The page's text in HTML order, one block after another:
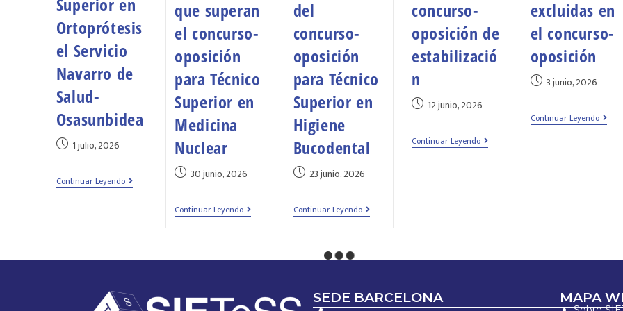
Ortoprótesis
el Servicio
Navarro de
Salud-
Osasunbidea
1 julio, 2026
Continuar Leyendo
que superan
el concurso-
oposición
para Técnico
Superior en
Medicina
Nuclear
30 junio, 2026
Continuar Leyendo
del
concurso-
oposición
para Técnico
Superior en
Higiene
Bucodental
23 junio, 2026
Continuar Leyendo
concurso-
oposición de
estabilizació
n
12 junio, 2026
Continuar Leyendo
excluidas en
el concurso-
oposición
3 junio, 2026
Continuar Leyendo
SEDE BARCELONA MAPA